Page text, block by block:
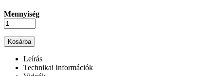
Mennyiség
Leírás
Technikai Információk